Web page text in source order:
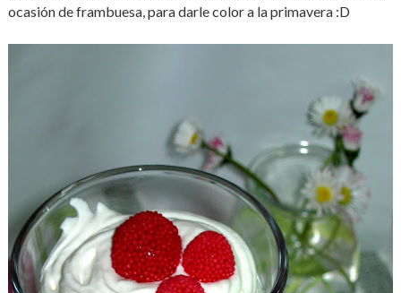
ocasión de frambuesa, para darle color a la primavera :D